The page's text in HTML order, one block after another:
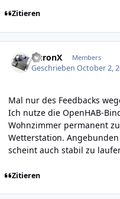
Zitieren
AuronX Members
GeschriebenOctober 2,
Mal nur des Feedbacks
Ich nutze die OpenHAB-
Wohnzimmer permanent
Wetterstation.
scheint auch stabil zu
Zitieren